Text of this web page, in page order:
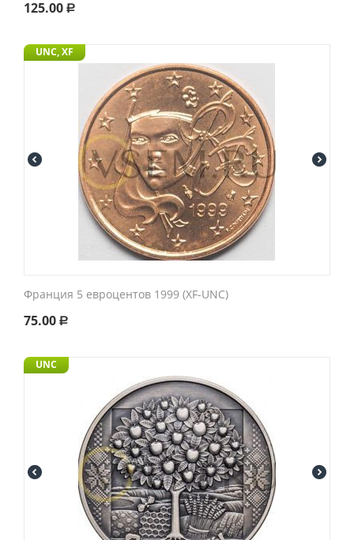
125.00 Р
UNC, XF
Франция 5 евроцентов 1999 (XF-UNC)
75.00 Р
UNC